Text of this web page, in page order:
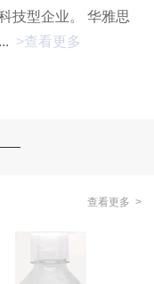
技型企业。 华雅思
>查看更多
查看更多 >